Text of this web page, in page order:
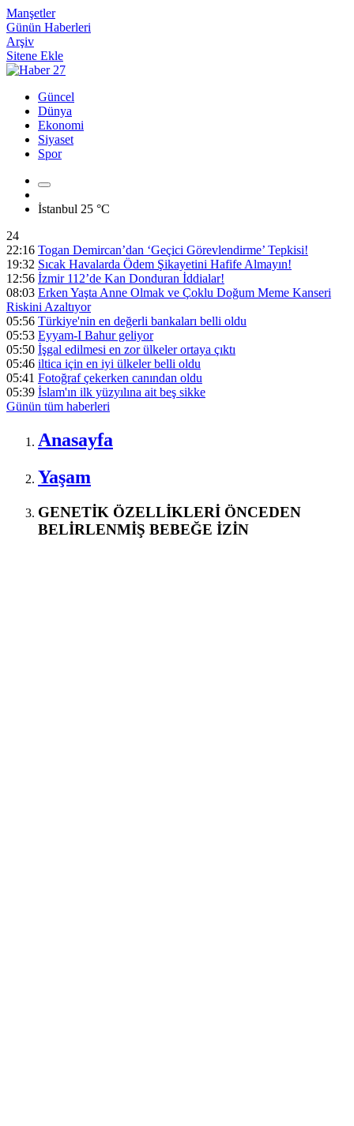
Manşetler
Günün Haberleri
Arşiv
Sitene Ekle
Güncel
Dünya
Ekonomi
Siyaset
Spor
İstanbul 25 °C
24
22:16 Togan Demircan’dan ‘Geçici Görevlendirme’ Tepkisi!
19:32 Sıcak Havalarda Ödem Şikayetini Hafife Almayın!
12:56 İzmir 112’de Kan Donduran İddialar!
08:03 Erken Yaşta Anne Olmak ve Çoklu Doğum Meme Kanseri
Riskini Azaltıyor
05:56 Türkiye'nin en değerli bankaları belli oldu
05:53 Eyyam-I Bahur geliyor
05:50 İşgal edilmesi en zor ülkeler ortaya çıktı
05:46 iltica için en iyi ülkeler belli oldu
05:41 Fotoğraf çekerken canından oldu
05:39 İslam'ın ilk yüzyılına ait beş sikke
Günün tüm haberleri
Anasayfa
Yaşam
GENETİK ÖZELLİKLERİ ÖNCEDEN
BELİRLENMİŞ BEBEĞE İZİN